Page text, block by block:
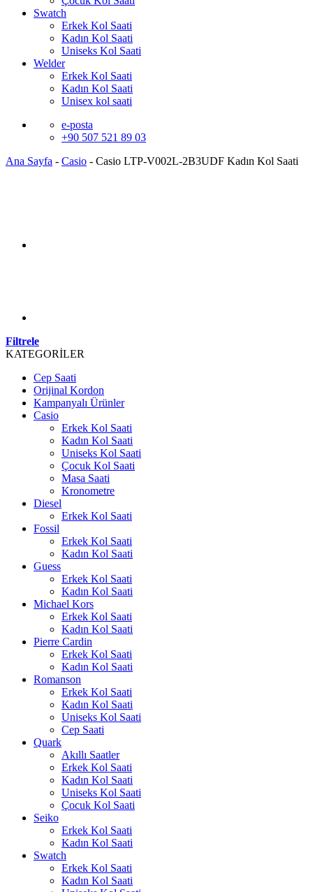
Swatch
Erkek Kol Saati
Kadın Kol Saati
Uniseks Kol Saati
Welder
Erkek Kol Saati
Kadın Kol Saati
Unisex kol saati
e-posta
+90 507 521 89 03
Ana Sayfa - Casio - Casio LTP-V002L-2B3UDF Kadın Kol Saati
Filtrele
KATEGORİLER
Cep Saati
Orijinal Kordon
Kampanyalı Ürünler
Casio
Erkek Kol Saati
Kadın Kol Saati
Uniseks Kol Saati
Çocuk Kol Saati
Masa Saati
Kronometre
Diesel
Erkek Kol Saati
Fossil
Erkek Kol Saati
Kadın Kol Saati
Guess
Erkek Kol Saati
Kadın Kol Saati
Michael Kors
Erkek Kol Saati
Kadın Kol Saati
Pierre Cardin
Erkek Kol Saati
Kadın Kol Saati
Romanson
Erkek Kol Saati
Kadın Kol Saati
Uniseks Kol Saati
Cep Saati
Quark
Akıllı Saatler
Erkek Kol Saati
Kadın Kol Saati
Uniseks Kol Saati
Çocuk Kol Saati
Seiko
Erkek Kol Saati
Kadın Kol Saati
Swatch
Erkek Kol Saati
Kadın Kol Saati